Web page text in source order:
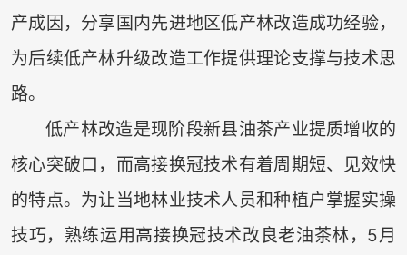
产成因，分享国内先进地区低产林改造成功经验，
为后续低产林升级改造工作提供理论支撑与技术思
路。
低产林改造是现阶段新县油茶产业提质增收的
核心突破口，而高接换冠技术有着周期短、见效快
的特点。为让当地林业技术人员和种植户掌握实操
技巧，熟练运用高接换冠技术改良老油茶林，5月